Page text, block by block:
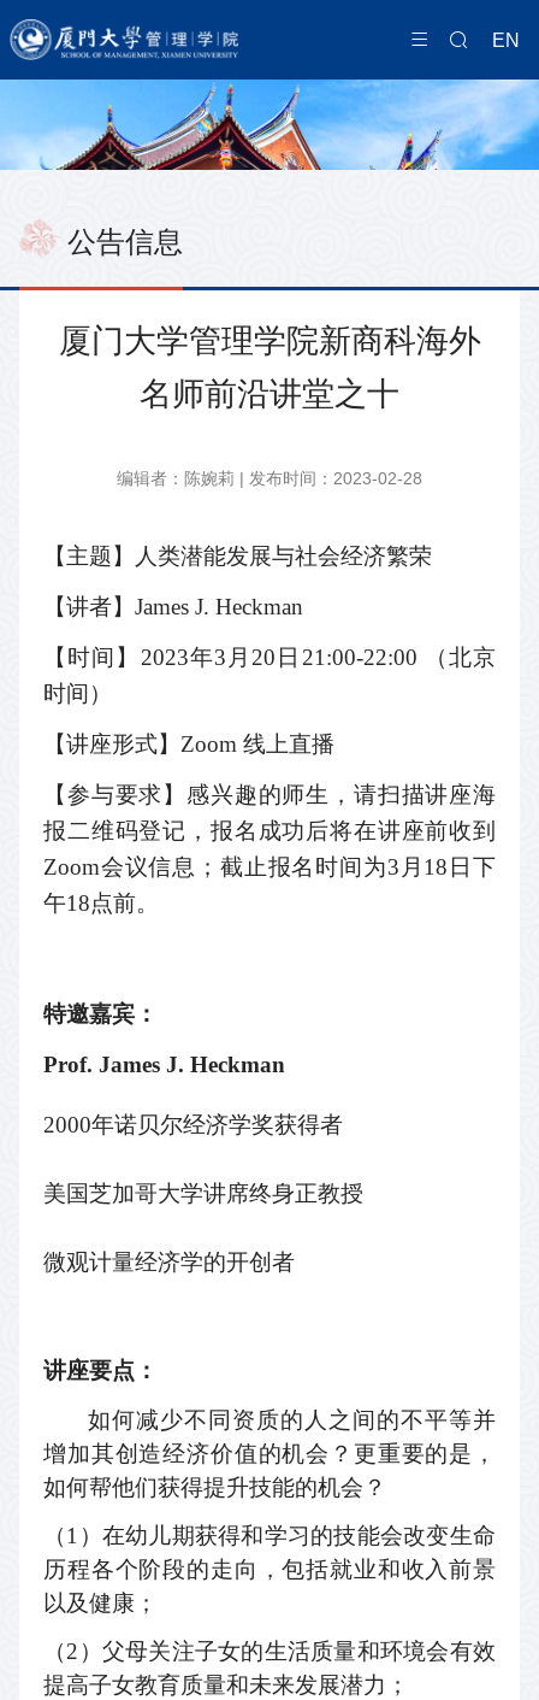
EN
公告信息
厦门大学管理学院新商科海外
名师前沿讲堂之十
编辑者：陈婉莉 | 发布时间：2023-02-28
【主题】人类潜能发展与社会经济繁荣
【讲者】 James J. Heckman
【时间】 2023年3月20日21:00-22:00 （北京
时间）
【讲座形式】 Zoom 线上直播
【参与要求】感兴趣的师生，请扫描讲座海
报二维码登记，报名成功后将在讲座前收到
Zoom会议信息；截止报名时间为3月18日下
午18点前。
特邀嘉宾：
Prof. James J. Heckman
2000年诺贝尔经济学奖获得者
美国芝加哥大学讲席终身正教授
微观计量经济学的开创者
讲座要点：
如何减少不同资质的人之间的不平等并
增加其创造经济价值的机会？更重要的是，
如何帮他们获得提升技能的机会？
（1 ）在幼儿期获得和学习的技能会改变生命
历程各个阶段的走向，包括就业和收入前景
以及健康；
（2 ）父母关注子女的生活质量和环境会有效
提高子女教育质量和未来发展潜力；